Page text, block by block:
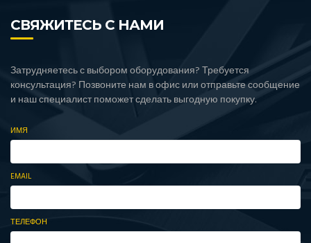
СВЯЖИТЕСЬ С НАМИ
Затрудняетесь с выбором оборудования? Требуется
консультация? Позвоните нам в офис или отправьте сообщение
и наш специалист поможет сделать выгодную покупку.
ИМЯ
EMAIL
ТЕЛЕФОН